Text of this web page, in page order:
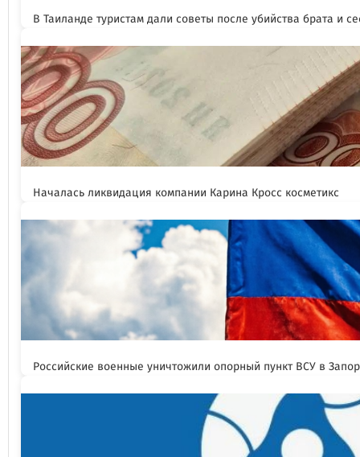
В Таиланде туристам дали советы после убийства брата и
Началась ликвидация компании Карина Кросс косметикс
Российские военные уничтожили опорный пункт ВСУ в